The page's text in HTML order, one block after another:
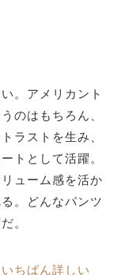
。アメリカント
のはもちろん、
ラストを生み、
トとして活躍。
ューム感を活か
。どんなパンツ
。
ちばん詳しい